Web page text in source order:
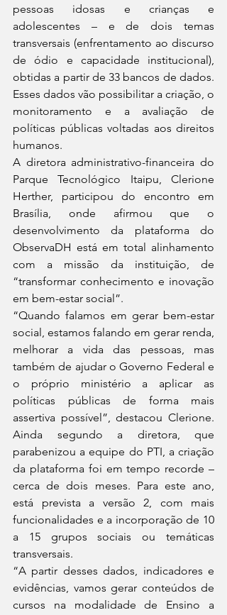
pessoas idosas e crianças e
adolescentes – e de dois temas
transversais (enfrentamento ao discurso
de ódio e capacidade institucional),
obtidas a partir de 33 bancos de dados.
Esses dados vão possibilitar a criação, o
monitoramento e a avaliação de
políticas públicas voltadas aos direitos
humanos.
A diretora administrativo-financeira do
Parque Tecnológico Itaipu, Clerione
Herther, participou do encontro em
Brasília, onde afirmou que o
desenvolvimento da plataforma do
ObservaDH está em total alinhamento
com a missão da instituição, de
“transformar conhecimento e inovação
em bem-estar social”.
“Quando falamos em gerar bem-estar
social, estamos falando em gerar renda,
melhorar a vida das pessoas, mas
também de ajudar o Governo Federal e
o próprio ministério a aplicar as
políticas públicas de forma mais
assertiva possível”, destacou Clerione.
Ainda segundo a diretora, que
parabenizou a equipe do PTI, a criação
da plataforma foi em tempo recorde –
cerca de dois meses. Para este ano,
está prevista a versão 2, com mais
funcionalidades e a incorporação de 10
a 15 grupos sociais ou temáticas
transversais.
“A partir desses dados, indicadores e
evidências, vamos gerar conteúdos de
cursos na modalidade de Ensino a